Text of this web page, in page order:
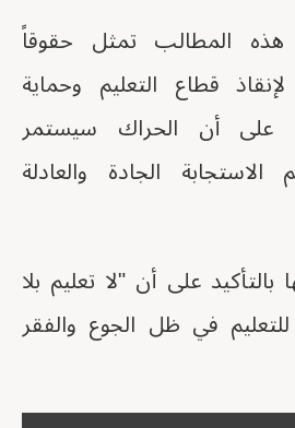
المطالب تمثل حقوقاً
قطاع التعليم وحماية
على أن الحراك سيستمر
الجادة والعادلة
على أن "لا تعليم بلا
في ظل الجوع والفقر